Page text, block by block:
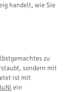
handelt, wie Sie
zu
sondern mit
ist mit
ein